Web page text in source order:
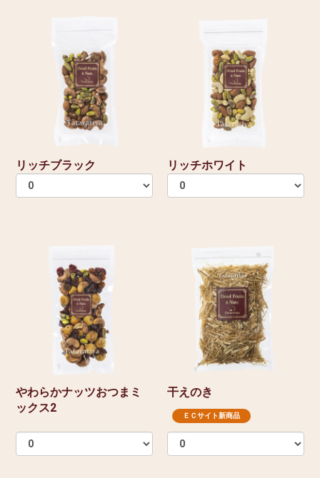
リッチブラック リッチホワイト
やわらかナッツおつまミ
ックス2
干えのき
ＥＣサイト新商品